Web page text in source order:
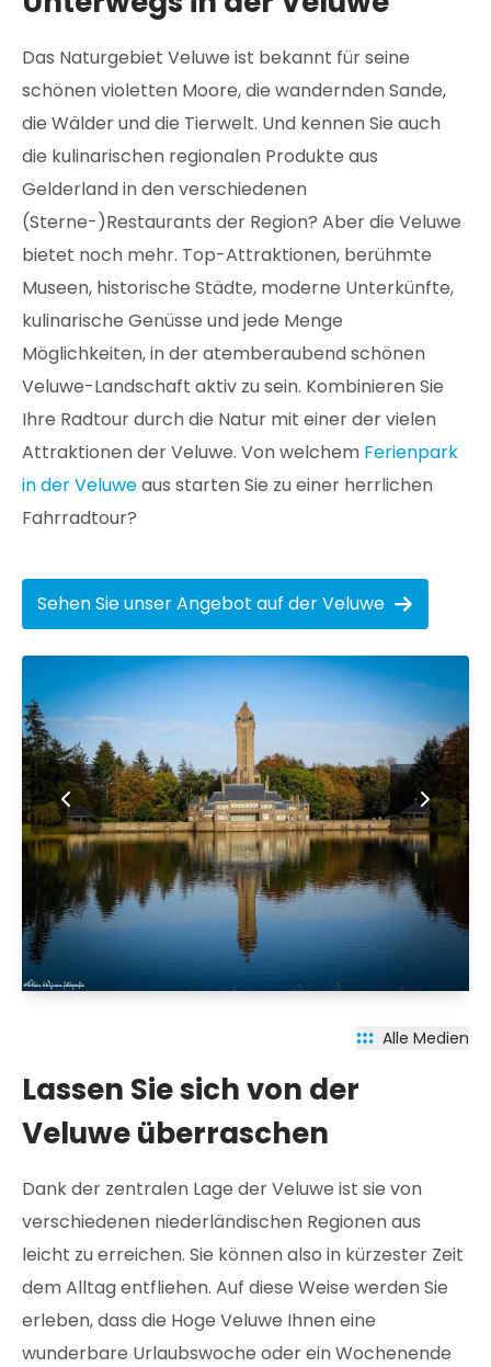
Das Naturgebiet Veluwe ist bekannt für seine
schönen violetten Moore, die wandernden Sande,
die Wälder und die Tierwelt. Und kennen Sie auch
die kulinarischen regionalen Produkte aus
Gelderland in den verschiedenen
(Sterne-)Restaurants der Region? Aber die Veluwe
bietet noch mehr. Top-Attraktionen, berühmte
Museen, historische Städte, moderne Unterkünfte,
kulinarische Genüsse und jede Menge
Möglichkeiten, in der atemberaubend schönen
Veluwe-Landschaft aktiv zu sein. Kombinieren Sie
Ihre Radtour durch die Natur mit einer der vielen
Attraktionen der Veluwe. Von welchem Ferienpark
in der Veluweaus starten Sie zu einer herrlichen
Fahrradtour?
Sehen Sie unser Angebot auf der Veluwe
Alle Medien
Lassen Sie sich von der
Veluwe überraschen
Dank der zentralen Lage der Veluwe ist sie von
verschiedenen niederländischen Regionen aus
leicht zu erreichen. Sie können also in kürzester Zeit
dem Alltag entfliehen. Auf diese Weise werden Sie
erleben, dass die Hoge Veluwe Ihnen eine
wunderbare Urlaubswoche oder ein Wochenende